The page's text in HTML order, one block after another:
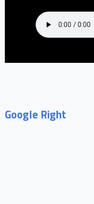
Google Right